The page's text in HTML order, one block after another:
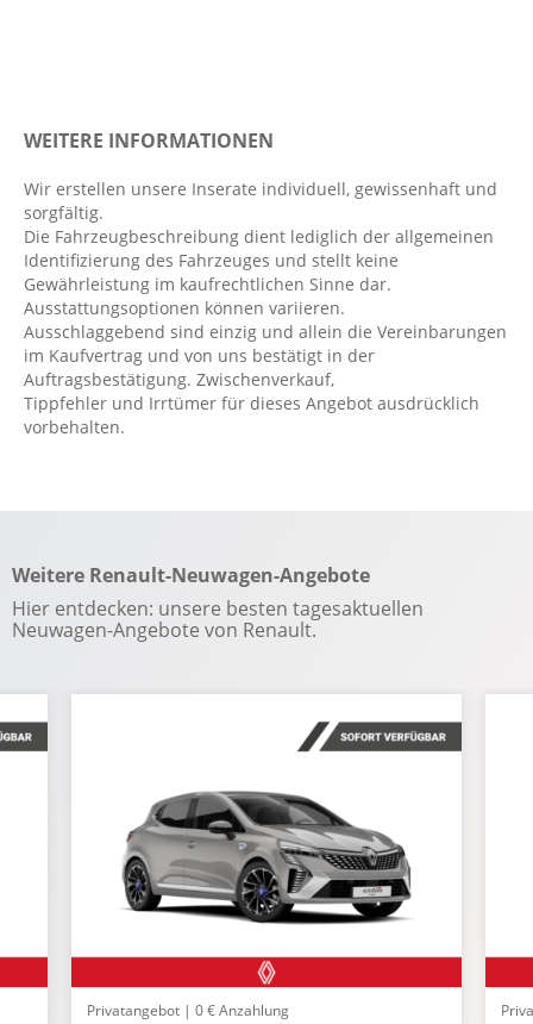
Antiblockiersystem (ABS)
Beifahrerairbag
Elektrisches Stabilitätsprogramm (ESP)
Fahrerairbag
LED-Tagfahrlicht
Müdigkeitserkennung
Notbremsassistent
Rückfahrkamera
SONSTIGES
Doppelflügelhecktüre
Volle Trennwand zwischen Fahrerhaus und
Laderaum
WEITERE INFORMATIONEN
Wir erstellen unsere Inserate individuell, gewissenhaft und
sorgfältig.
Die Fahrzeugbeschreibung dient lediglich der allgemeinen
Identifizierung des Fahrzeuges und stellt keine
Gewährleistung im kaufrechtlichen Sinne dar.
Ausstattungsoptionen können variieren.
Ausschlaggebend sind einzig und allein die Vereinbarungen
im Kaufvertrag und von uns bestätigt in der
Auftragsbestätigung. Zwischenverkauf,
Tippfehler und Irrtümer für dieses Angebot ausdrücklich
vorbehalten.
Weitere Renault-Neuwagen-Angebote
Hier entdecken: unsere besten tagesaktuellen
Neuwagen-Angebote von Renault.
Privatangebot | 0 € Anzahlung